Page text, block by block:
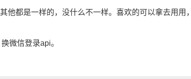
都是一样的，没什么不一样。喜欢的可以拿去用用，
微信登录api。